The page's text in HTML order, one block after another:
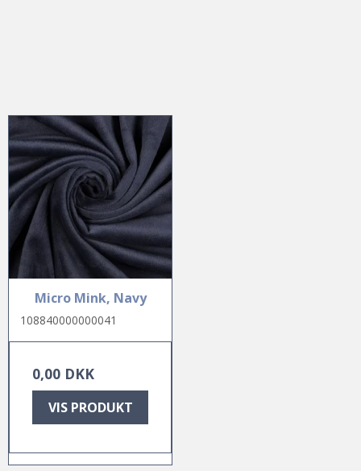
Micro Mink, Navy
108840000000041
0,00 DKK
VIS PRODUKT